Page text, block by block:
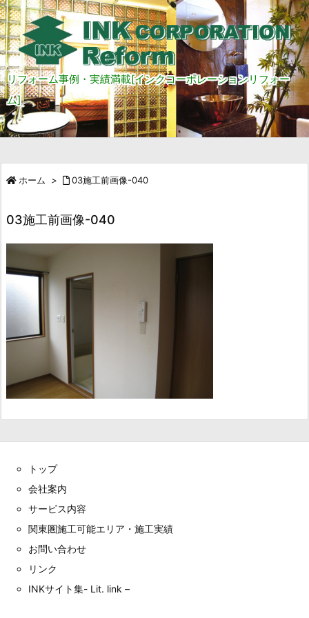
リフォーム事例・実績満載[インクコーポレーションリフォー
ム]
ホーム > 03施工前画像-040
03施工前画像-040
トップ
会社案内
サービス内容
関東圏施工可能エリア・施工実績
お問い合わせ
リンク
INKサイト集- Lit. link –